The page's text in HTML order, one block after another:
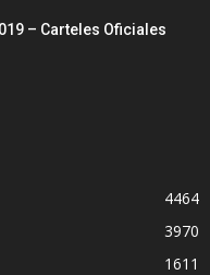
– Carteles Oficiales
4464
3970
1611